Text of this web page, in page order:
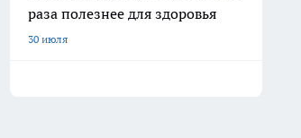
раза полезнее для здоровья
30 июля